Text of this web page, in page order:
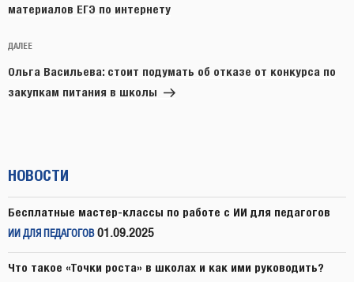
материалов ЕГЭ по интернету
Следующая
запись
ДАЛЕЕ
Ольга Васильева: стоит подумать об отказе от конкурса по
закупкам питания в школы
НОВОСТИ
Бесплатные мастер-классы по работе с ИИ для педагогов
ИИ ДЛЯ ПЕДАГОГОВ 01.09.2025
Что такое «Точки роста» в школах и как ими руководить?